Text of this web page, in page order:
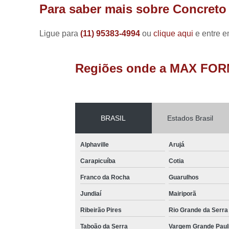
Para saber mais sobre
Ligue para(11) 95383-4994ouclique aqui e entre
Regiões onde a MAX
BRASIL Estados Brasil
Alphaville Arujá
Carapicuíba Cotia
Franco da Rocha Guarulhos
Jundiaí Mairiporã
Ribeirão Pires Rio Grande da Serra
Taboão da Serra
Vargem Grande